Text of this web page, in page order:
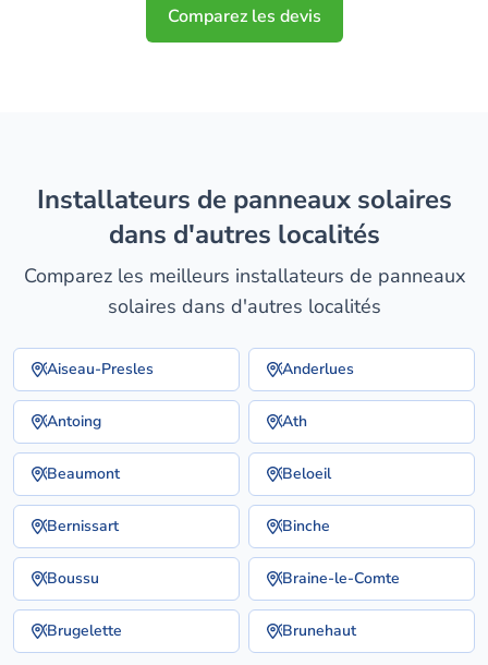
Comparez les devis
installateurs de panneaux solaires
dans d'autres localités
Comparez les meilleurs installateurs de panneaux
solaires dans d'autres localités
Aiseau-Presles Anderlues
Antoing Ath
Beaumont Beloeil
Bernissart Binche
Boussu Braine-le-Comte
Brugelette Brunehaut